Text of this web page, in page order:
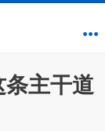
主干道